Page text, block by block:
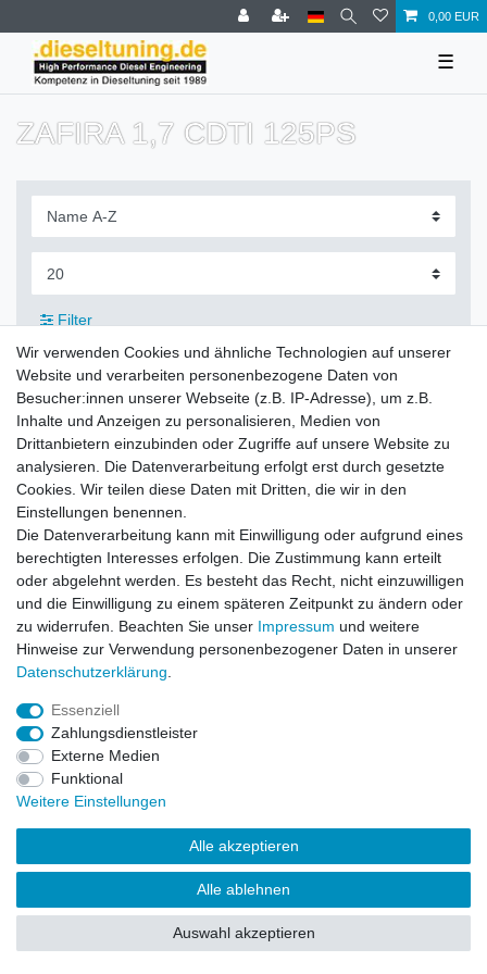
0,00 EUR
☰
ZAFIRA 1,7 CDTI 125PS
Filter
Zahlung und Versand
Daten­schutz­erklärung
Barrierefreiheitserklärung Widerrufs­recht
Vertrag widerrufen
© Copyright 2026 | Alle Rechte vorbehalten.
Wir verwenden Cookies und ähnliche Technologien auf unserer
Website und verarbeiten personenbezogene Daten von
Besucher:innen unserer Webseite (z.B. IP-Adresse), um z.B.
Inhalte und Anzeigen zu personalisieren, Medien von
Drittanbietern einzubinden oder Zugriffe auf unsere Website zu
analysieren. Die Datenverarbeitung erfolgt erst durch gesetzte
Cookies. Wir teilen diese Daten mit Dritten, die wir in den
Einstellungen benennen.
Die Datenverarbeitung kann mit Einwilligung oder aufgrund eines
berechtigten Interesses erfolgen. Die Zustimmung kann erteilt
oder abgelehnt werden. Es besteht das Recht, nicht einzuwilligen
und die Einwilligung zu einem späteren Zeitpunkt zu ändern oder
zu widerrufen. Beachten Sie unser Impressum und weitere
Hinweise zur Verwendung personenbezogener Daten in unserer
Daten­schutz­erklärung
Essenziell
Zahlungsdienstleister
Externe Medien
Funktional
Weitere Einstellungen
Alle akzeptieren
Alle ablehnen
Auswahl akzeptieren